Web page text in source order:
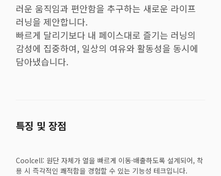
러운 움직임과 편안함을 추구하는 새로운 라이프
러닝을 제안합니다.
빠르게 달리기보다 내 페이스대로 즐기는 러닝의
감성에 집중하여, 일상의 여유와 활동성을 동시에
담아냈습니다.
특징 및 장점
Coolcell: 원단 자체가 열을 빠르게 이동·배출하도록 설계되어, 착
용 시 즉각적인 쾌적함을 경험할 수 있는 기능성 테크입니다.